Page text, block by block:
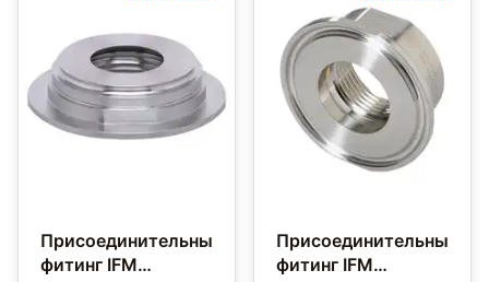
Присоединительный
фитинг IFM
Присоединительный
фитинг IFM